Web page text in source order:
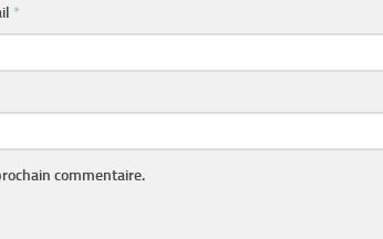
*
commentaire.